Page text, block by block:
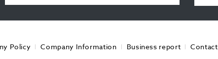
Policy Company Information Business report Contact